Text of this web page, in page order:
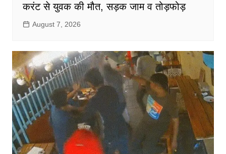
करंट से युवक की मौत, सड़क जाम व तोड़फोड़
August 7, 2026